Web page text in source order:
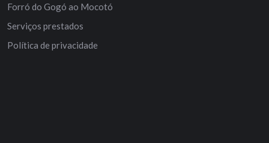
Forró do Gogó ao Mocotó
Serviços prestados
Política de privacidade